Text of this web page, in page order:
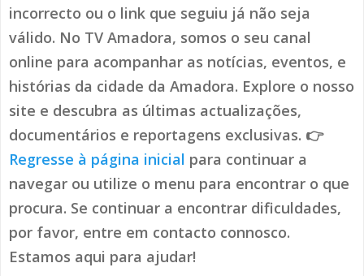
incorrecto ou o link que seguiu já não seja
válido. No TV Amadora, somos o seu canal
online para acompanhar as notícias, eventos, e
histórias da cidade da Amadora. Explore o nosso
site e descubra as últimas actualizações,
documentários e reportagens exclusivas. 👉
Regresse à página inicial para continuar a
navegar ou utilize o menu para encontrar o que
procura. Se continuar a encontrar dificuldades,
por favor, entre em contacto connosco.
Estamos aqui para ajudar!